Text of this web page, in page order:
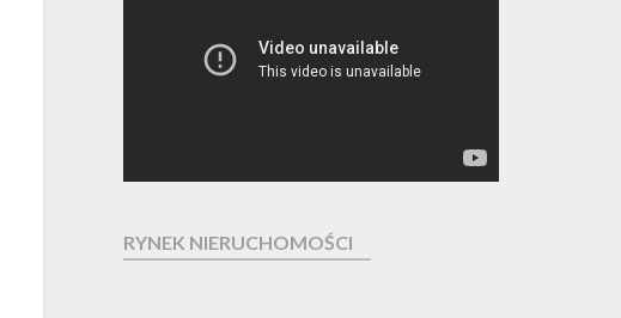
RYNEK NIERUCHOMOŚCI